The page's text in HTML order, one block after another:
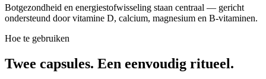
Botgezondheid en energiestofwisseling staan centraal — gericht
ondersteund door vitamine D, calcium, magnesium en B-vitaminen.
Hoe te gebruiken
Twee capsules. Een eenvoudig ritueel.